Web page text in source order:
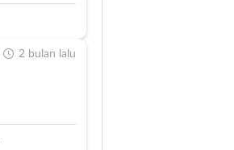
2 bulan lalu